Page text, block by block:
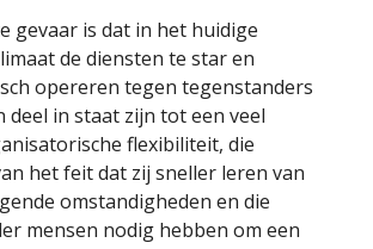
gevaar is dat in het huidige
de diensten te star en
opereren tegen tegenstanders
deel in staat zijn tot een veel
flexibiliteit, die
het feit dat zij sneller leren van
omstandigheden en die
mensen nodig hebben om een